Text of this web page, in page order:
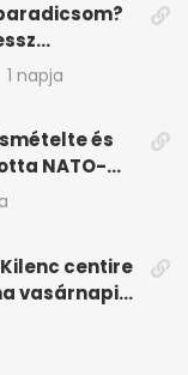
érést
1 napja
és
NATO-
centire
vasárnapi